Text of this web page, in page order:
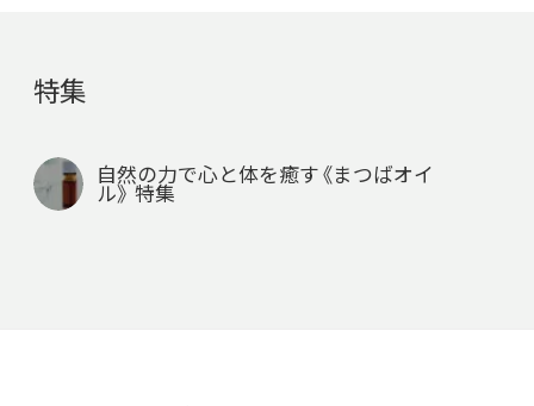
特集
自然の力で心と体を癒す《まつばオイ
ル》 特集